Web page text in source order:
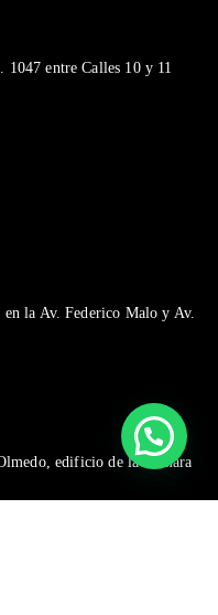
1047 entre Calles 10 y 11
en la Av. Federico Malo y Av.
edificio de la Cámara